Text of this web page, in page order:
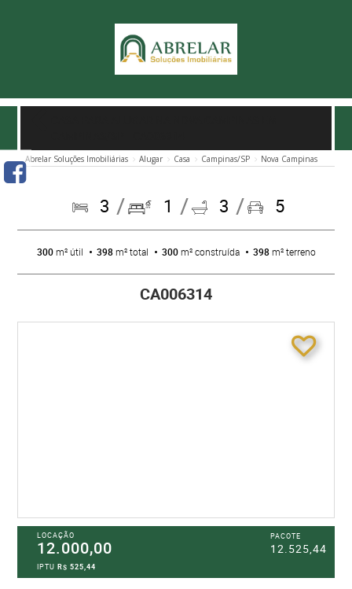
Abrelar Soluções Imobiliárias Alugar Casa Campinas/SP Nova Campinas
3 1 3 5
300m² útil 398m² total 300m² construída 398m² terreno
CA006314
LOCAÇÃO
12.000,00
PACOTE
12.525,44
IPTUR$ 525,44